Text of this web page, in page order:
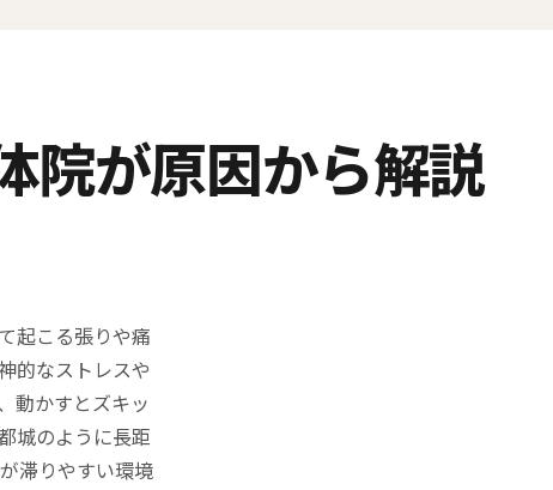
院が原因から解説
起こる張りや痛
的なストレスや
動かすとズキッ
城のように長距
滞りやすい環境